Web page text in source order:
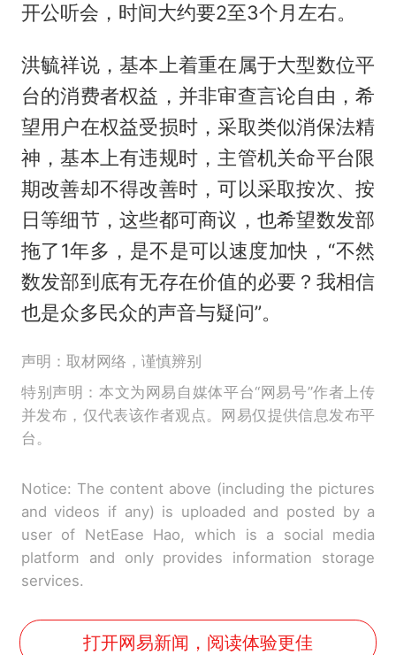
开公听会，时间大约要2至3个月左右。
洪毓祥说，基本上着重在属于大型数位平
台的消费者权益，并非审查言论自由，希
望用户在权益受损时，采取类似消保法精
神，基本上有违规时，主管机关命平台限
期改善却不得改善时，可以采取按次、按
日等细节，这些都可商议，也希望数发部
拖了1年多，是不是可以速度加快，“不然
数发部到底有无存在价值的必要？我相信
也是众多民众的声音与疑问”。
声明：取材网络，谨慎辨别
特别声明：本文为网易自媒体平台“网易号”作者上传
并发布，仅代表该作者观点。网易仅提供信息发布平
台。
Notice: The content above (including the pictures
and videos if any) is uploaded and posted by a
user of NetEase Hao, which is a social media
platform and only provides information storage
services.
打开网易新闻，阅读体验更佳